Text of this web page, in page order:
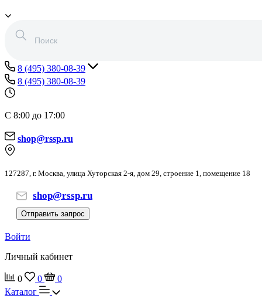
8 (495) 380-08-39
8 (495) 380-08-39
С 8:00 до 17:00
shop@rssp.ru
127287, г. Москва, улица Хуторская 2-я, дом 29, строение 1, помещение 18
shop@rssp.ru
Отправить запрос
Войти
Личный кабинет
0 0
0
Каталог